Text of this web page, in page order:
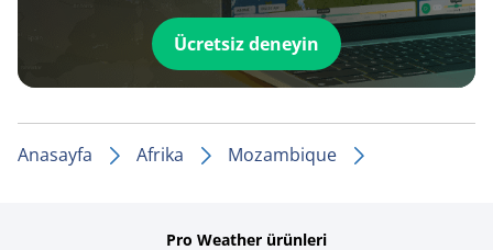
Ücretsiz deneyin
Anasayfa Afrika Mozambique
Pro Weather ürünleri